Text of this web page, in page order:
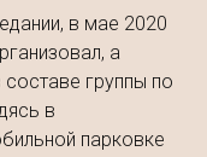
в мае 2020
а
группы по
в
парковке